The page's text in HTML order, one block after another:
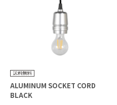
ALUMINUM SOCKET CORD
BLACK